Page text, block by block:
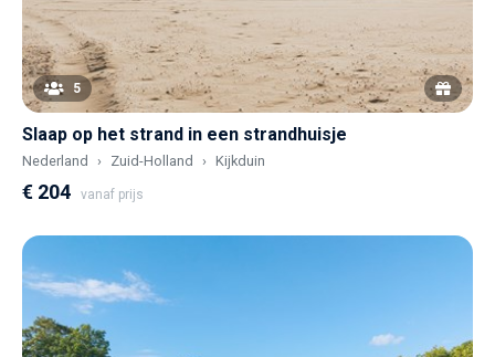
5
Slaap op het strand in een strandhuisje
Nederland Zuid-Holland Kijkduin
€ 204 vanaf prijs